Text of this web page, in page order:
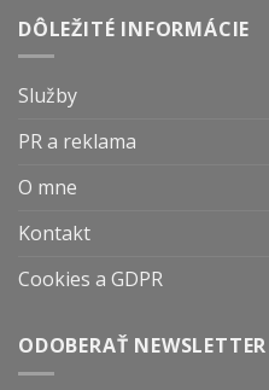
DÔLEŽITÉ INFORMÁCIE
Služby
PR a reklama
O mne
Kontakt
Cookies a GDPR
ODOBERAŤ NEWSLETTER